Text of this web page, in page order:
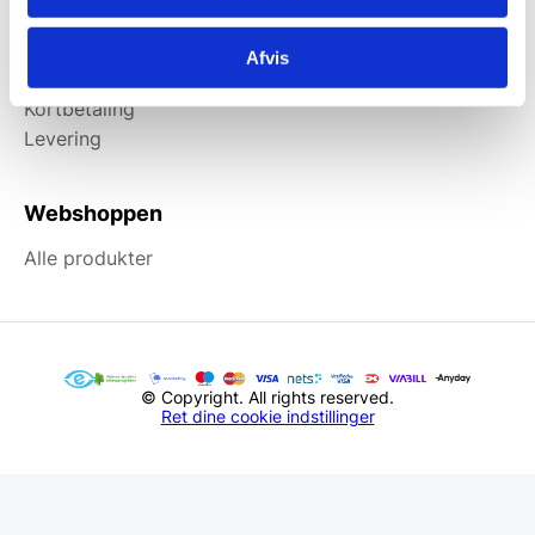
Afvis
Information
Kortbetaling
Levering
Webshoppen
Alle produkter
© Copyright. All rights reserved.
Ret dine cookie indstillinger